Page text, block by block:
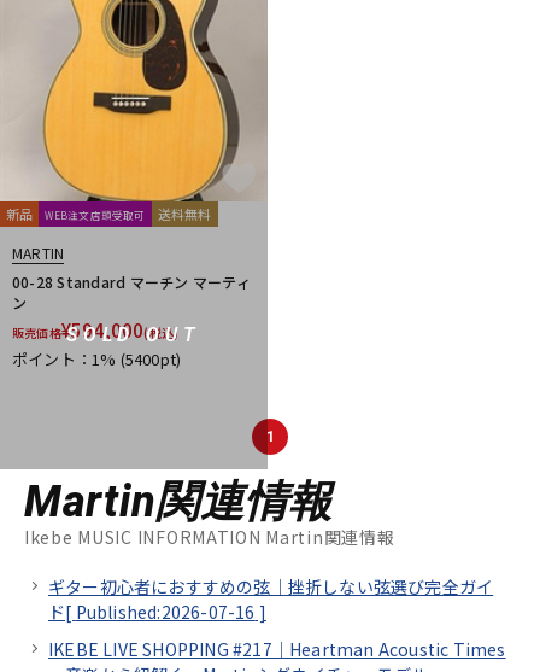
SOLD OUT
新品 WEB注文店頭受取可 送料無料
MARTIN
00-28 Standard マーチン マーティ
ン
販売価格¥594,000(税込)
ポイント：1% (5400pt)
1
Martin関連情報
Ikebe MUSIC INFORMATION Martin関連情報
ギター初心者におすすめの弦｜挫折しない弦選び完全ガイ
ド[ Published:2026-07-16 ]
IKEBE LIVE SHOPPING #217｜Heartman Acoustic Times